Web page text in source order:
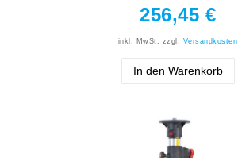
256,45 €
inkl. MwSt. zzgl. Versandkosten
In den Warenkorb